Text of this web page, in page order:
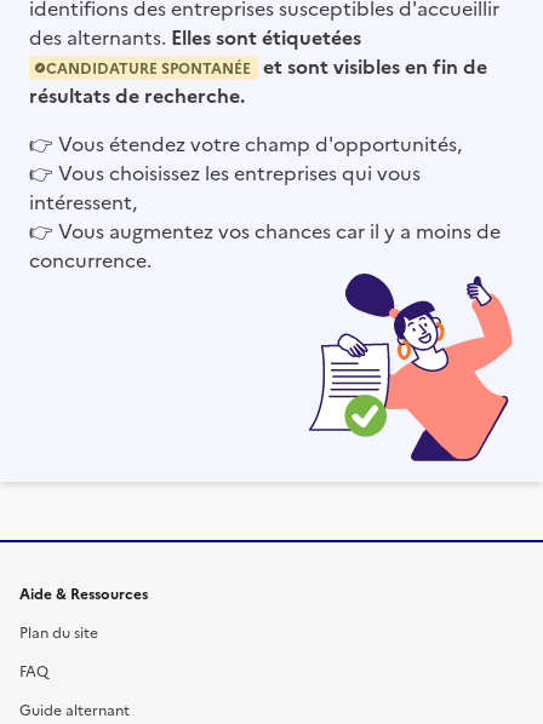
identifions des entreprises susceptibles d'accueillir
des alternants. Elles sont étiquetées
CANDIDATURE SPONTANÉE
et sont visibles en fin de
résultats de recherche.
👉 Vous étendez votre champ d'opportunités,
👉 Vous choisissez les entreprises qui vous
intéressent,
👉 Vous augmentez vos chances car il y a moins de
concurrence.
Informations et liens du site
Aide & Ressources
Plan du site
FAQ
Guide alternant